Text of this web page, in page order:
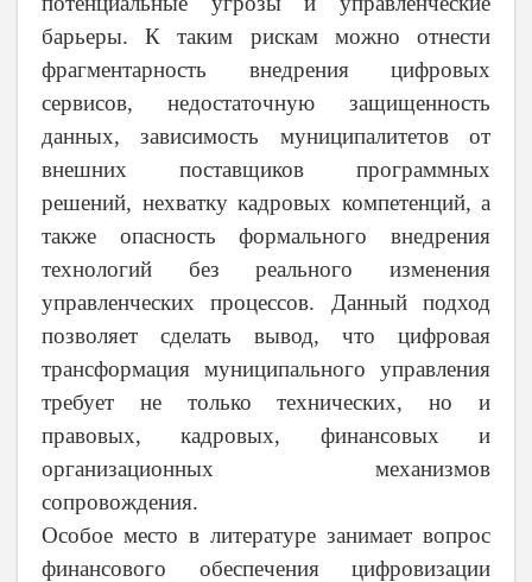
барьеры. К таким рискам можно отнести
фрагментарность внедрения цифровых
сервисов, недостаточную защищенность
данных, зависимость муниципалитетов от
внешних поставщиков программных
решений, нехватку кадровых компетенций, а
также опасность формального внедрения
технологий без реального изменения
управленческих процессов. Данный подход
позволяет сделать вывод, что цифровая
трансформация муниципального управления
требует не только технических, но и
правовых, кадровых, финансовых и
организационных механизмов
сопровождения.
Особое место в литературе занимает вопрос
финансового обеспечения цифровизации